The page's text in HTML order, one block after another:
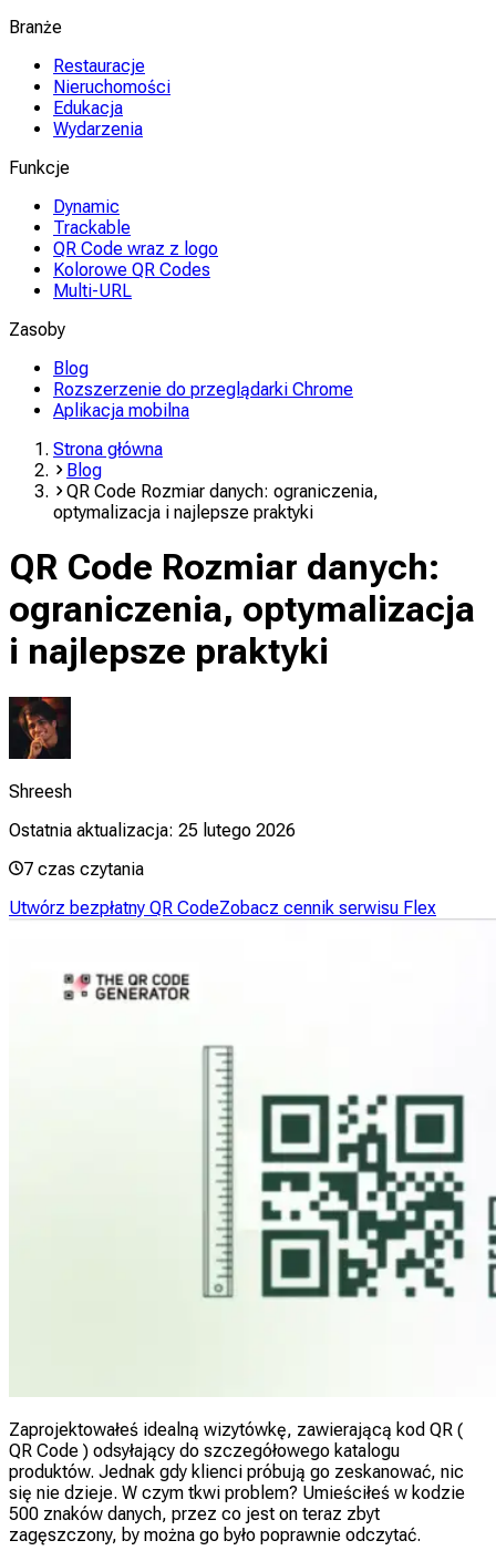
Branże
Restauracje
Nieruchomości
Edukacja
Wydarzenia
Funkcje
Dynamic
Trackable
QR Code wraz z logo
Kolorowe QR Codes
Multi-URL
Zasoby
Blog
Rozszerzenie do przeglądarki Chrome
Aplikacja mobilna
Strona główna
Blog
QR Code Rozmiar danych: ograniczenia,
optymalizacja i najlepsze praktyki
QR Code Rozmiar danych:
ograniczenia, optymalizacja
i najlepsze praktyki
Shreesh
Ostatnia aktualizacja: 25 lutego 2026
7 czas czytania
Utwórz bezpłatny QR CodeZobacz cennik serwisu Flex
Zaprojektowałeś idealną wizytówkę, zawierającą kod QR (
QR Code ) odsyłający do szczegółowego katalogu
produktów. Jednak gdy klienci próbują go zeskanować, nic
się nie dzieje. W czym tkwi problem? Umieściłeś w kodzie
500 znaków danych, przez co jest on teraz zbyt
zagęszczony, by można go było poprawnie odczytać.